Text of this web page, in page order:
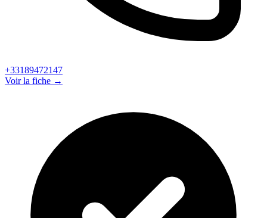
+33189472147
Voir la fiche →